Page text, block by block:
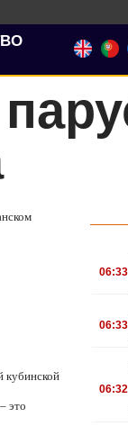
кубинской
это
.06:33
.06:33
.06:32